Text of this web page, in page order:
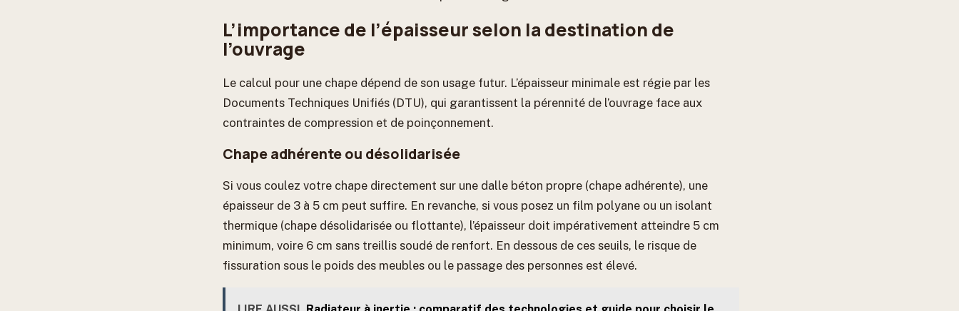
L’importance de l’épaisseur selon la destination de
l’ouvrage
Le calcul pour une chape dépend de son usage futur. L’épaisseur minimale est régie par les
Documents Techniques Unifiés (DTU), qui garantissent la pérennité de l’ouvrage face aux
contraintes de compression et de poinçonnement.
Chape adhérente ou désolidarisée
Si vous coulez votre chape directement sur une dalle béton propre (chape adhérente), une
épaisseur de 3 à 5 cm peut suffire. En revanche, si vous posez un film polyane ou un isolant
thermique (chape désolidarisée ou flottante), l’épaisseur doit impérativement atteindre 5 cm
minimum, voire 6 cm sans treillis soudé de renfort. En dessous de ces seuils, le risque de
fissuration sous le poids des meubles ou le passage des personnes est élevé.